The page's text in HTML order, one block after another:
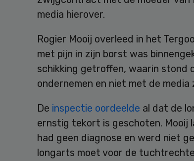
media hierover.
Rogier Mooij overleed in het
met pijn in zijn borst was
schikking getroffen, waarin stond
ondernemen en niet met de media
De inspectie oordeelde al dat de
ernstig tekort is geschoten. Mooij
had geen diagnose en werd niet
longarts moet voor de